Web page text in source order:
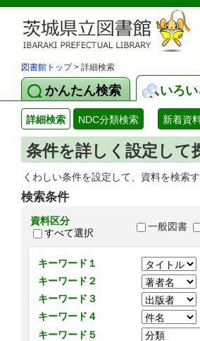
図書館トップ> 詳細検索
かんたん検索 いろ
詳細検索 NDC分類検索 新着資
条件を詳しく設定して
くわしい条件を設定して、資料を検索
検索条件
資料区分
すべて選択
一般図書
キーワード１
キーワード２
キーワード３
キーワード４
キーワード５